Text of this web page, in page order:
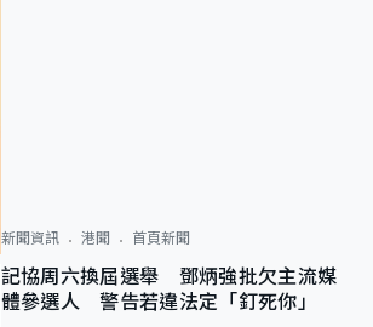
新聞資訊 港聞 首頁新聞
記協周六換屆選舉 鄧炳強批欠主流媒
體參選人 警告若違法定「釘死你」